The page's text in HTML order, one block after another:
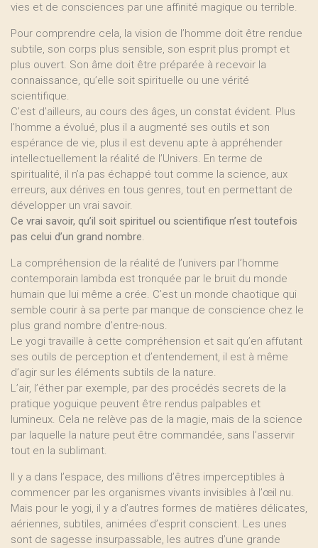
vies et de consciences par une affinité magique ou terrible.
Pour comprendre cela, la vision de l’homme doit être rendue
subtile, son corps plus sensible, son esprit plus prompt et
plus ouvert. Son âme doit être préparée à recevoir la
connaissance, qu’elle soit spirituelle ou une vérité
scientifique.
C’est d’ailleurs, au cours des âges, un constat évident. Plus
l’homme a évolué, plus il a augmenté ses outils et son
espérance de vie, plus il est devenu apte à appréhender
intellectuellement la réalité de l’Univers. En terme de
spiritualité, il n’a pas échappé tout comme la science, aux
erreurs, aux dérives en tous genres, tout en permettant de
développer un vrai savoir.
Ce vrai savoir, qu’il soit spirituel ou scientifique n’est toutefois
pas celui d’un grand nombre.
La compréhension de la réalité de l’univers par l’homme
contemporain lambda est tronquée par le bruit du monde
humain que lui même a crée. C’est un monde chaotique qui
semble courir à sa perte par manque de conscience chez le
plus grand nombre d’entre-nous.
Le yogi travaille à cette compréhension et sait qu’en affutant
ses outils de perception et d’entendement, il est à même
d’agir sur les éléments subtils de la nature.
L’air, l’éther par exemple, par des procédés secrets de la
pratique yoguique peuvent être rendus palpables et
lumineux. Cela ne relève pas de la magie, mais de la science
par laquelle la nature peut être commandée, sans l’asservir
tout en la sublimant.
Il y a dans l’espace, des millions d’êtres imperceptibles à
commencer par les organismes vivants invisibles à l’œil nu.
Mais pour le yogi, il y a d’autres formes de matières délicates,
aériennes, subtiles, animées d’esprit conscient. Les unes
sont de sagesse insurpassable, les autres d’une grande